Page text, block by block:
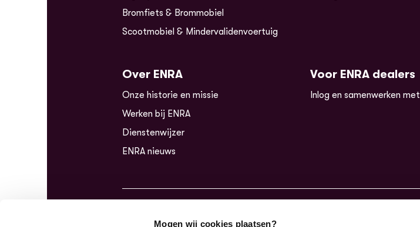
Mogen wij cookies plaatsen?
Bromfiets & Brommobiel
Scootmobiel & Mindervalidenvoertuig
Over ENRA
Onze historie en missie
Werken bij ENRA
Dienstenwijzer
ENRA nieuws
Voor ENRA dealers
Inlog en samenwerken met